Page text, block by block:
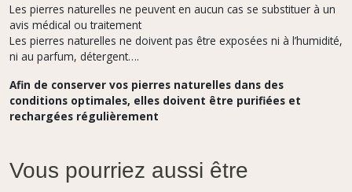
Les pierres naturelles ne peuvent en aucun cas se substituer à un
avis médical ou traitement
Les pierres naturelles ne doivent pas être exposées ni à l’humidité,
ni au parfum, détergent….
Afin de conserver vos pierres naturelles dans des
conditions optimales, elles doivent être purifiées et
rechargées régulièrement
Vous pourriez aussi être